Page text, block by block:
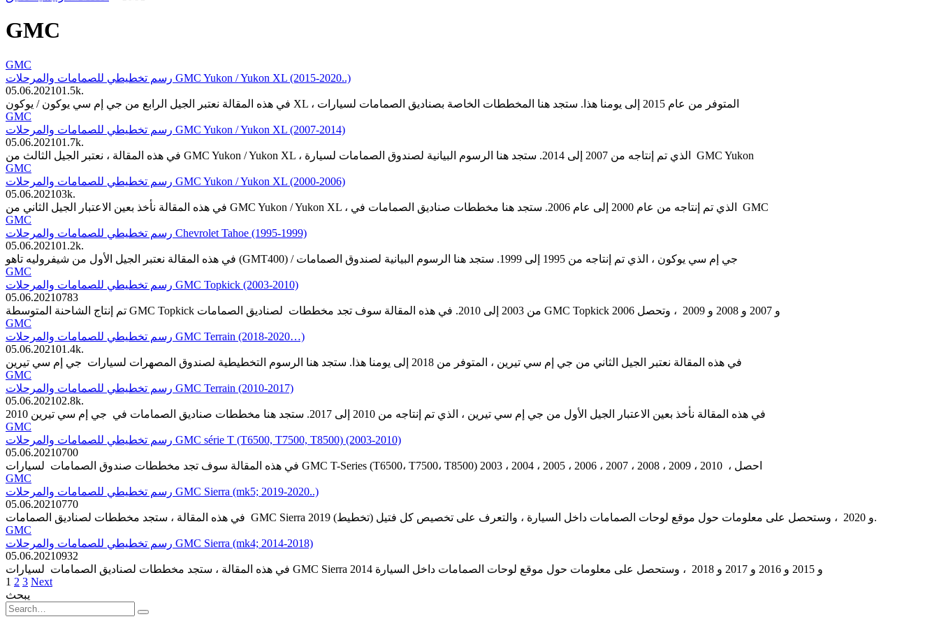
GMC
GMC
رسم تخطيطي للصمامات والمرحلات GMC Yukon / Yukon XL (2015-2020..)
05.06.202101.5k.
GMC
رسم تخطيطي للصمامات والمرحلات GMC Yukon / Yukon XL (2007-2014)
05.06.202101.7k.
في هذه المقالة ، نعتبر الجيل الثالث من GMC Yukon / Yukon XL ، الذي تم إنتاجه من 2007 إلى 2014. ستجد هنا الرسوم البيانية لصندوق الصمامات لسيارة GMC Yukon
GMC
رسم تخطيطي للصمامات والمرحلات GMC Yukon / Yukon XL (2000-2006)
05.06.202103k.
في هذه المقالة نأخذ بعين الاعتبار الجيل الثاني من GMC Yukon / Yukon XL ، الذي تم إنتاجه من عام 2000 إلى عام 2006. ستجد هنا مخططات صناديق الصمامات في GMC
GMC
رسم تخطيطي للصمامات والمرحلات Chevrolet Tahoe (1995-1999)
05.06.202101.2k.
GMC
رسم تخطيطي للصمامات والمرحلات GMC Topkick (2003-2010)
05.06.20210783
تم إنتاج الشاحنة المتوسطة GMC Topkick من 2003 إلى 2010. في هذه المقالة سوف تجد مخططات لصناديق الصمامات GMC Topkick 2006 و 2007 و 2008 و 2009 ، وتحصل
GMC
رسم تخطيطي للصمامات والمرحلات GMC Terrain (2018-2020…)
05.06.202101.4k.
في هذه المقالة نعتبر الجيل الثاني من جي إم سي تيرين ، المتوفر من 2018 إلى يومنا هذا. ستجد هنا الرسوم التخطيطية لصندوق المصهرات لسيارات جي إم سي تيرين
GMC
رسم تخطيطي للصمامات والمرحلات GMC Terrain (2010-2017)
05.06.202102.8k.
في هذه المقالة نأخذ بعين الاعتبار الجيل الأول من جي إم سي تيرين ، الذي تم إنتاجه من 2010 إلى 2017. ستجد هنا مخططات صناديق الصمامات في جي إم سي تيرين 2010
GMC
رسم تخطيطي للصمامات والمرحلات GMC série T (T6500, T7500, T8500) (2003-2010)
05.06.20210700
في هذه المقالة سوف تجد مخططات صندوق الصمامات لسيارات GMC T-Series (T6500، T7500، T8500) 2003 ، 2004 ، 2005 ، 2006 ، 2007 ، 2008 ، 2009 ، 2010 ، احصل
GMC
رسم تخطيطي للصمامات والمرحلات GMC Sierra (mk5; 2019-2020..)
05.06.20210770
في هذه المقالة ، ستجد مخططات لصناديق الصمامات GMC Sierra 2019 و 2020 ، وستحصل على معلومات حول موقع لوحات الصمامات داخل السيارة ، والتعرف على تخصيص كل فتيل (تخطيط).
GMC
رسم تخطيطي للصمامات والمرحلات GMC Sierra (mk4; 2014-2018)
05.06.20210932
في هذه المقالة ، ستجد مخططات لصناديق الصمامات لسيارات GMC Sierra 2014 و 2015 و 2016 و 2017 و 2018 ، وستحصل على معلومات حول موقع لوحات الصمامات داخل السيارة
Posts
pagination
1 2 3 Next
يبحث
Search
for: